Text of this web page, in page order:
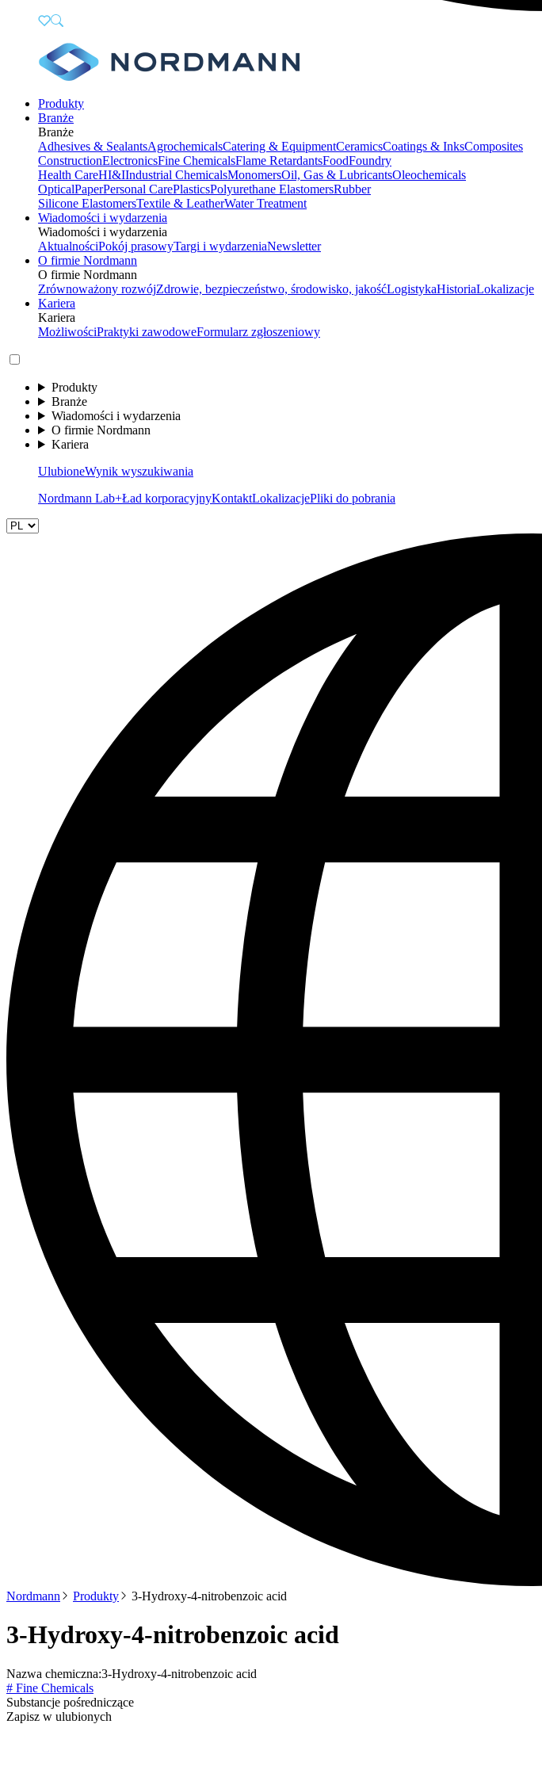
Produkty
Branże
Branże
Adhesives & SealantsAgrochemicalsCatering & EquipmentCeramicsCoatings & InksComposites
ConstructionElectronicsFine ChemicalsFlame RetardantsFoodFoundry
Health CareHI&IIndustrial ChemicalsMonomersOil, Gas & LubricantsOleochemicals
OpticalPaperPersonal CarePlasticsPolyurethane ElastomersRubber
Silicone ElastomersTextile & LeatherWater Treatment
Wiadomości i wydarzenia
Wiadomości i wydarzenia
AktualnościPokój prasowyTargi i wydarzeniaNewsletter
O firmie Nordmann
O firmie Nordmann
Zrównoważony rozwójZdrowie, bezpieczeństwo, środowisko, jakośćLogistykaHistoriaLokalizacje
Kariera
Kariera
MożliwościPraktyki zawodoweFormularz zgłoszeniowy
Produkty
Branże
Wiadomości i wydarzenia
O firmie Nordmann
Kariera
UlubioneWynik wyszukiwania
Nordmann Lab+Ład korporacyjnyKontaktLokalizacjePliki do pobrania
Nordmann Produkty 3-Hydroxy-4-nitrobenzoic acid
3-Hydroxy-4-nitrobenzoic acid
Nazwa chemiczna:3-Hydroxy-4-nitrobenzoic acid
# Fine Chemicals
Substancje pośredniczące
Zapisz w ulubionych